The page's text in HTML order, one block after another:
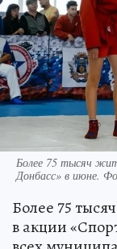
Более 75 тысяч
Донбасс» в июне.
Более 75
в акции